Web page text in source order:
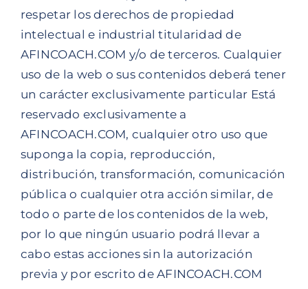
respetar los derechos de propiedad
intelectual e industrial titularidad de
AFINCOACH.COM y/o de terceros. Cualquier
uso de la web o sus contenidos deberá tener
un carácter exclusivamente particular Está
reservado exclusivamente a
AFINCOACH.COM, cualquier otro uso que
suponga la copia, reproducción,
distribución, transformación, comunicación
pública o cualquier otra acción similar, de
todo o parte de los contenidos de la web,
por lo que ningún usuario podrá llevar a
cabo estas acciones sin la autorización
previa y por escrito de AFINCOACH.COM